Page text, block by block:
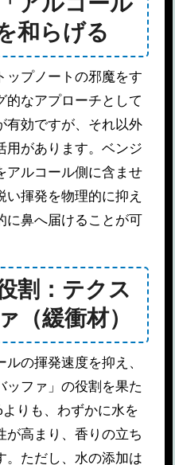
和らげる
ップノートの邪魔をす
的なアプローチとして
有効ですが、それ以外
用があります。ベンジ
アルコール側に含ませ
揮発を物理的に抑え
に鼻へ届けることが可
割：テクス
（緩衝材）
の揮発速度を抑え、
ッファ」の役割を果た
りも、わずかに水を
が高まり、香りの立ち
。ただし、水の添加は